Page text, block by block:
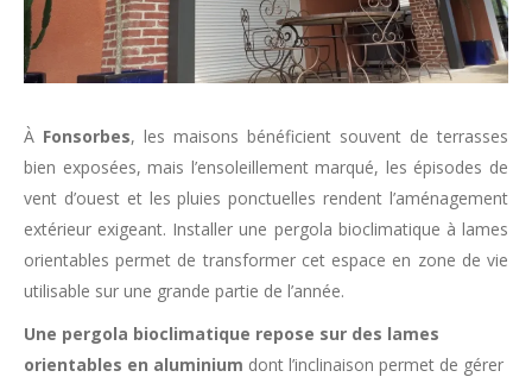
À Fonsorbes, les maisons bénéficient souvent de terrasses
bien exposées, mais l’ensoleillement marqué, les épisodes de
vent d’ouest et les pluies ponctuelles rendent l’aménagement
extérieur exigeant. Installer une pergola bioclimatique à lames
orientables permet de transformer cet espace en zone de vie
utilisable sur une grande partie de l’année.
Une pergola bioclimatique repose sur des lames
orientables en aluminium dont l’inclinaison permet de gérer